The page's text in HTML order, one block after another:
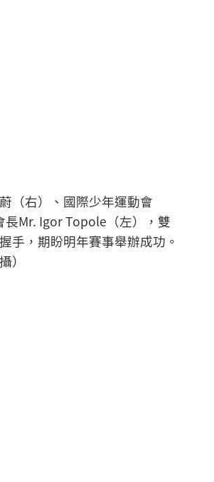
（右）、國際少年運動會
長Mr. Igor Topole（左），雙
手，期盼明年賽事舉辦成功。
）